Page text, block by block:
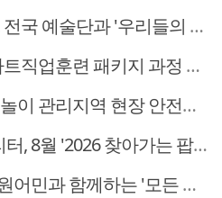
술단과 '우리들의 하모니' 선보여
업훈련 패키지 과정 3기' 모집
리지역 현장 안전점검 실시
'2026 찾아가는 팝업놀이터' 운영
께하는 '모든 영어 모든 독서' 운영